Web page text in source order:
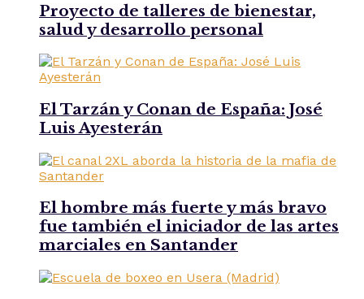
Proyecto de talleres de bienestar,
salud y desarrollo personal
El Tarzán y Conan de España: José
Luis Ayesterán
El hombre más fuerte y más bravo
fue también el iniciador de las artes
marciales en Santander